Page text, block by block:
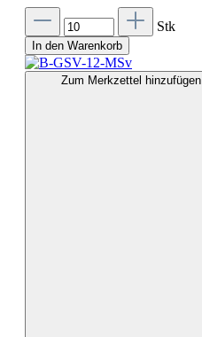
Stk
In den Warenkorb
Zum Merkzettel hinzufügen